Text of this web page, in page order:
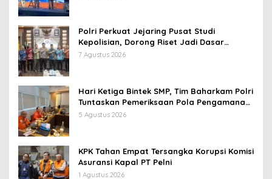
Polri Perkuat Jejaring Pusat Studi
Kepolisian, Dorong Riset Jadi Dasar
Kebijakan dan Inovasi
7 Agustus 2026
Hari Ketiga Bintek SMP, Tim Baharkam Polri
Tuntaskan Pemeriksaan Pola Pengamanan
Pertamina Patra Niaga Jabar
5 Agustus 2026
KPK Tahan Empat Tersangka Korupsi Komisi
Asuransi Kapal PT Pelni
1 Agustus 2026